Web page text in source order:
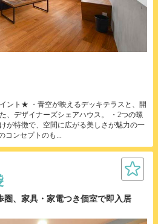
ント★ ・青空が映えるデッキテラスと、開
、デザイナーズシェアハウス。 ・2つの螺
が特徴で、空間に広がる美しさが魅力の一
コンセプトのも...
圏、家具・家電つき個室で即入居